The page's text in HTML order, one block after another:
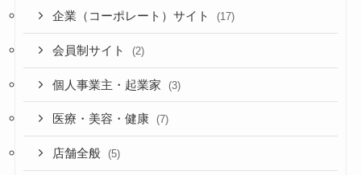
企業（コーポレート）サイト (17)
会員制サイト (2)
個人事業主・起業家 (3)
医療・美容・健康 (7)
店舗全般 (5)